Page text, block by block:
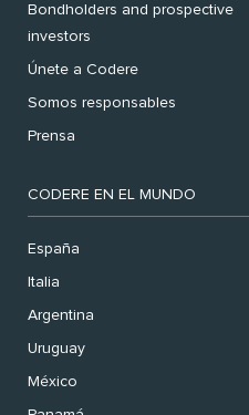
Bondholders and prospective
investors
Únete a Codere
Somos responsables
Prensa
CODERE EN EL MUNDO
España
Italia
Argentina
Uruguay
México